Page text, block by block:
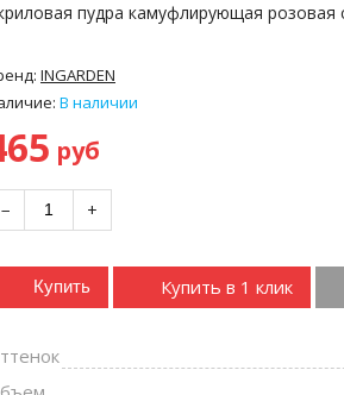
пудра камуфлирующая розовая
INGARDEN
В наличии
руб
− +
Купить Купить в 1 клик